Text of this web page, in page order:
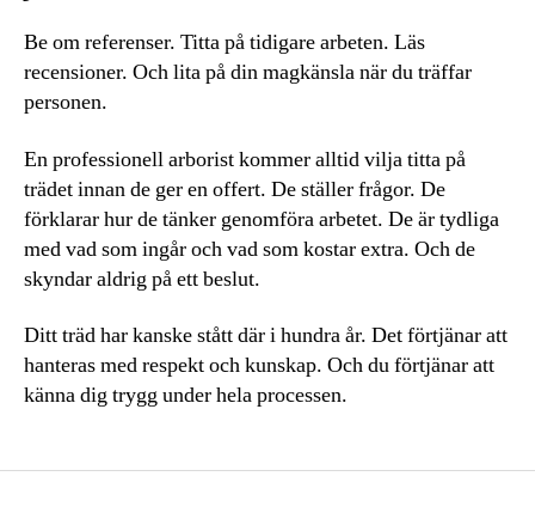
Be om referenser. Titta på tidigare arbeten. Läs
recensioner. Och lita på din magkänsla när du träffar
personen.
En professionell arborist kommer alltid vilja titta på
trädet innan de ger en offert. De ställer frågor. De
förklarar hur de tänker genomföra arbetet. De är tydliga
med vad som ingår och vad som kostar extra. Och de
skyndar aldrig på ett beslut.
Ditt träd har kanske stått där i hundra år. Det förtjänar att
hanteras med respekt och kunskap. Och du förtjänar att
känna dig trygg under hela processen.